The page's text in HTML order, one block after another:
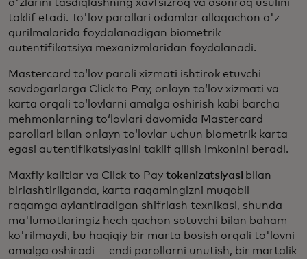
o'zlarini tasdiqlashning xavfsizroq va osonroq usulini
taklif etadi. To'lov parollari odamlar allaqachon o'z
qurilmalarida foydalanadigan biometrik
autentifikatsiya mexanizmlaridan foydalanadi.
Mastercard toʻlov paroli xizmati ishtirok etuvchi
savdogarlarga Click to Pay, onlayn toʻlov xizmati va
karta orqali toʻlovlarni amalga oshirish kabi barcha
mehmonlarning toʻlovlari davomida Mastercard
parollari bilan onlayn toʻlovlar uchun biometrik karta
egasi autentifikatsiyasini taklif qilish imkonini beradi.
Maxfiy kalitlar va Click to Pay tokenizatsiyasi bilan
birlashtirilganda, karta raqamingizni muqobil
raqamga aylantiradigan shifrlash texnikasi, shunda
ma'lumotlaringiz hech qachon sotuvchi bilan baham
ko'rilmaydi, bu haqiqiy bir marta bosish orqali to'lovni
amalga oshiradi — endi parollarni unutish, bir martalik